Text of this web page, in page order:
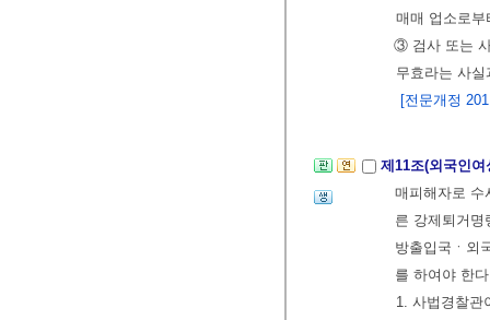
매매 업소로
③ 검사 또는
무효라는 사
[전문개정
제11조(외국인
매피해자로
른 강제퇴거
방출입국ㆍ외
를 하여야 한
1. 사법경찰관